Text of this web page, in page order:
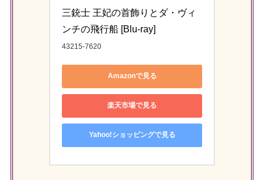
三銃士 王妃の首飾りとダ・ヴィ
ンチの飛行船 [Blu-ray]
43215-7620
Amazonで見る
楽天市場で見る
Yahoo!ショッピングで見る